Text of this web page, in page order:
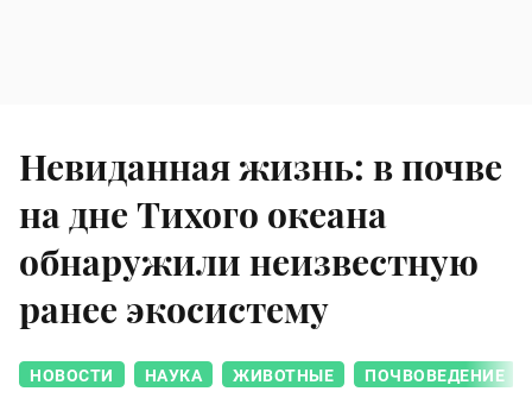
Невиданная жизнь: в почве
на дне Тихого океана
обнаружили неизвестную
ранее экосистему
НОВОСТИ НАУКА ЖИВОТНЫЕ ПОЧВОВЕДЕНИЕ